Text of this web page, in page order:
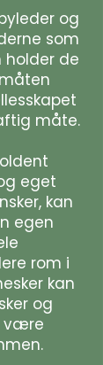
og
som
holder de
måte.
eget
kan
egen
rom i
kan
og
være